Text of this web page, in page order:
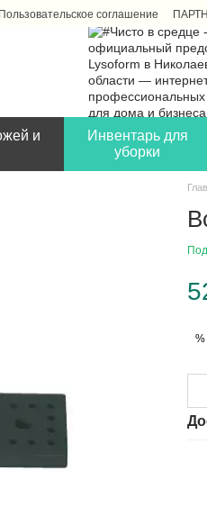
Пользовательское соглашение
и
Инвентарь для
уборки
%